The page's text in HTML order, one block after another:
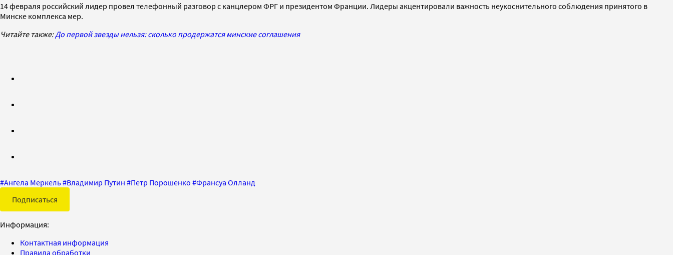
14 февраля российский лидер провел телефонный разговор с канцлером ФРГ и президентом Франции. Лидеры акцентировали важность неукоснительного соблюдения принятого в
Минске комплекса мер.
Читайте также:До первой звезды нельзя: сколько продержатся минские соглашения
#Ангела Меркель#Владимир Путин #Петр Порошенко #Франсуа Олланд
Подписаться
Информация:
Контактная информация
Правила обработки